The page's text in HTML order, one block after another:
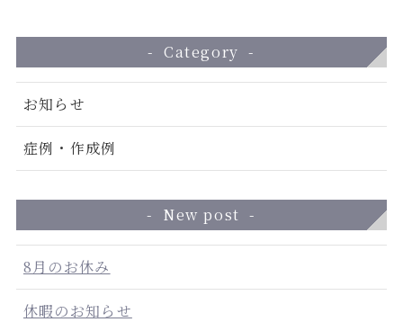
Category
お知らせ
症例・作成例
New post
8月のお休み
休暇のお知らせ